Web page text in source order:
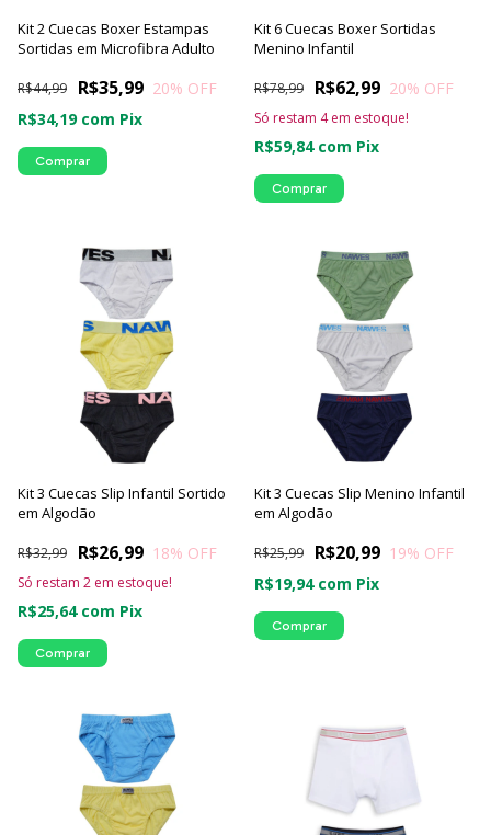
Kit 2 Cuecas Boxer Estampas
Sortidas em Microfibra Adulto
R$35,99
R$44,99 20% OFF
R$34,19 com Pix
Comprar
Kit 6 Cuecas Boxer Sortidas
Menino Infantil
R$62,99
R$78,99 20% OFF
R$59,84 com Pix
Só restam 4em estoque!
Comprar
Kit 3 Cuecas Slip Infantil Sortido
em Algodão
R$26,99
R$32,99 18% OFF
R$25,64 com Pix
Só restam 2 em estoque!
Comprar
Kit 3 Cuecas Slip Menino Infantil
em Algodão
R$20,99
R$25,99 19% OFF
R$19,94 com Pix
Comprar